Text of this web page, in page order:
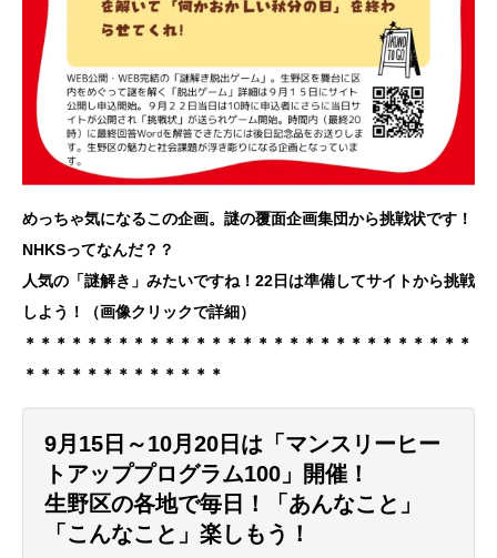
めっちゃ気になるこの企画。謎の覆面企画集団から挑戦状です！
NHKSってなんだ？？
人気の「謎解き」みたいですね！22日は準備してサイトから挑戦
しよう！
（画像クリックで詳細）
＊＊＊＊＊＊＊＊＊＊＊＊＊＊＊＊＊＊＊＊＊＊＊＊＊＊＊＊＊
＊＊＊＊＊＊＊＊＊＊＊＊＊
9月15日～10月20日は「マンスリーヒー
トアッププログラム100」開催！
生野区の各地で毎日！「あんなこと」
「こんなこと」楽しもう！